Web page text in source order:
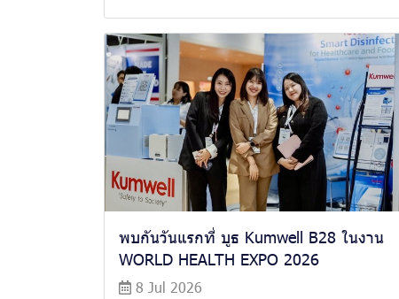
พบกันวันแรกที่ บูธ Kumwell B28 ในงาน
WORLD HEALTH EXPO 2026
8 Jul 2026